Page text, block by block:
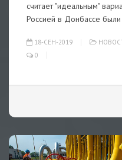
считает "идеальным"
Россией в Донбассе были
18-СЕН-2019
0